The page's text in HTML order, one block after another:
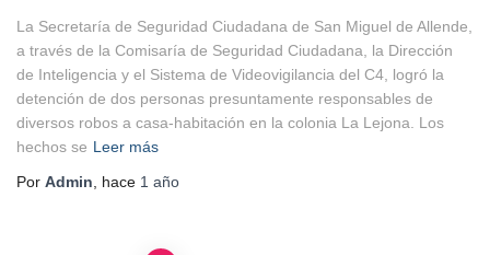
La Secretaría de Seguridad Ciudadana de San Miguel de Allende,
a través de la Comisaría de Seguridad Ciudadana, la Dirección
de Inteligencia y el Sistema de Videovigilancia del C4, logró la
detención de dos personas presuntamente responsables de
diversos robos a casa-habitación en la colonia La Lejona. Los
hechos se Leer más
Por Admin , hace 1 año